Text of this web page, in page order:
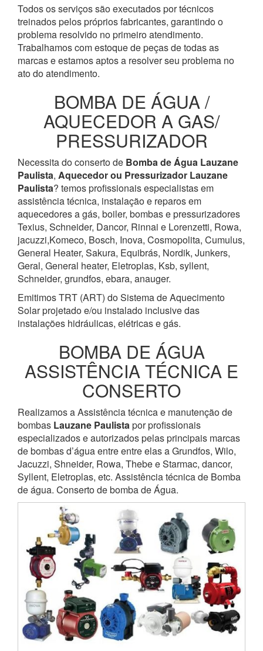
Todos os serviços são executados por técnicos
treinados pelos próprios fabricantes, garantindo o
problema resolvido no primeiro atendimento.
Trabalhamos com estoque de peças de todas as
marcas e estamos aptos a resolver seu problema no
ato do atendimento.
BOMBA DE ÁGUA /
AQUECEDOR A GAS/
PRESSURIZADOR
Necessita do conserto de Bomba de Água Lauzane
Paulista, Aquecedor ou Pressurizador Lauzane
Paulista? temos profissionais especialistas em
assistência técnica, instalação e reparos em
aquecedores a gás, boiler, bombas e pressurizadores
Texius, Schneider, Dancor, Rinnai e Lorenzetti, Rowa,
jacuzzi,Komeco, Bosch, Inova, Cosmopolita, Cumulus,
General Heater, Sakura, Equibrás, Nordik, Junkers,
Geral, General heater, Eletroplas, Ksb, syllent,
Schneider, grundfos, ebara, anauger.
Emitimos TRT (ART) do Sistema de Aquecimento
Solar projetado e/ou instalado inclusive das
instalações hidráulicas, elétricas e gás.
BOMBA DE ÁGUA
ASSISTÊNCIA TÉCNICA E
CONSERTO
Realizamos a Assistência técnica e manutenção de
bombas Lauzane Paulistapor profissionais
especializados e autorizados pelas principais marcas
de bombas d’água entre entre elas a Grundfos, Wilo,
Jacuzzi, Shneider, Rowa, Thebe e Starmac, dancor,
Syllent, Eletroplas, etc. Assistência técnica de Bomba
de água. Conserto de bomba de Água.